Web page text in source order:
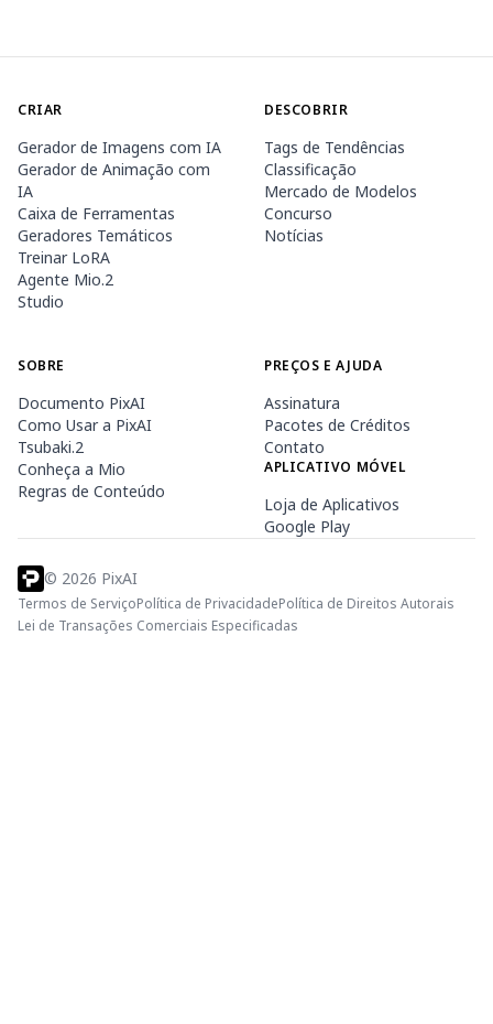
CRIAR
Gerador de Imagens com IA
Gerador de Animação com
IA
Caixa de Ferramentas
Geradores Temáticos
Treinar LoRA
Agente Mio.2
Studio
DESCOBRIR
Tags de Tendências
Classificação
Mercado de Modelos
Concurso
Notícias
SOBRE
Documento PixAI
Como Usar a PixAI
Tsubaki.2
Conheça a Mio
Regras de Conteúdo
PREÇOS E AJUDA
Assinatura
Pacotes de Créditos
Contato
APLICATIVO MÓVEL
Loja de Aplicativos
Google Play
© 2026 PixAI
Termos de ServiçoPolítica de PrivacidadePolítica de Direitos Autorais
Lei de Transações Comerciais Especificadas